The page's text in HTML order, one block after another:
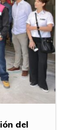
del